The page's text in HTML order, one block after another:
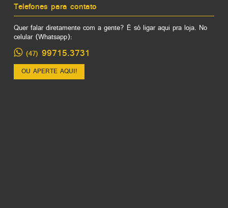
Telefones para contato
Quer falar diretamente com a gente? É só ligar aqui pra loja. No
celular (Whatsapp):
(47) 99715.3731
OU APERTE AQUI!